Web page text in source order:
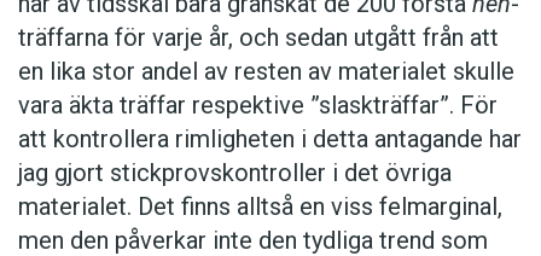
träffarna för varje år, och sedan utgått från att
en lika stor andel av resten av materialet skulle
vara äkta träffar respektive ”slaskträffar”. För
att kontrollera rimligheten i detta antagande har
jag gjort stickprovskontroller i det övriga
materialet. Det finns alltså en viss felmarginal,
men den påverkar inte den tydliga trend som